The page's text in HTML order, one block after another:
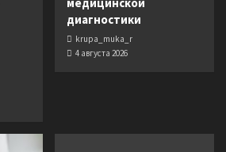
медицинской
диагностики
krupa_muka_r
4 августа 2026